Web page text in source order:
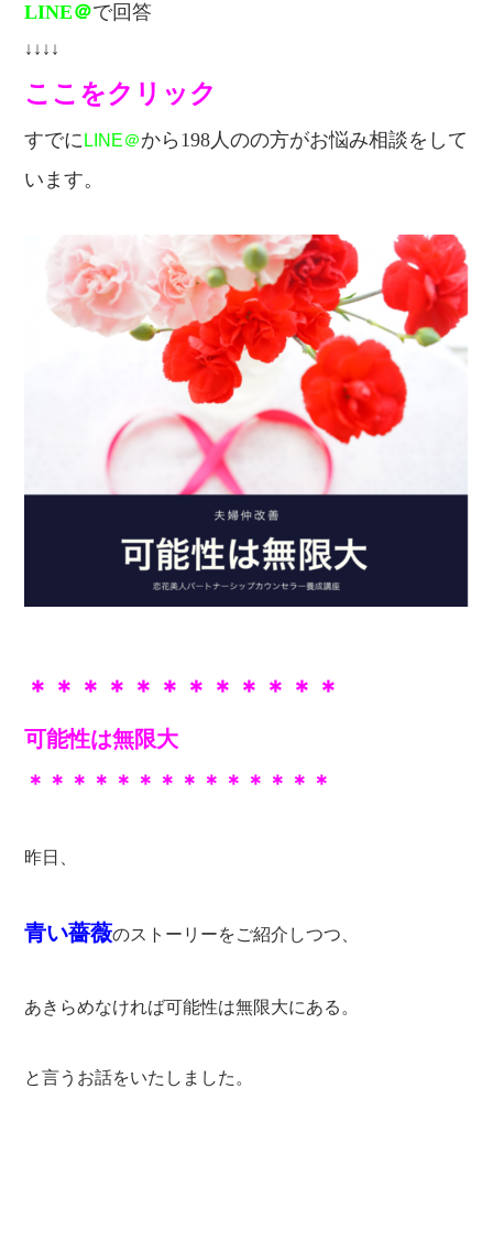
LINE＠で回答
↓↓↓↓
ここをクリック
すでに LINE＠から198人のの方がお悩み相談をして
います。
＊＊＊＊＊＊＊＊＊＊＊＊
可能性は無限大
＊＊＊＊＊＊＊＊＊＊＊＊＊＊
昨日、
青い薔薇のストーリーをご紹介しつつ、
あきらめなければ可能性は無限大にある。
と言うお話をいたしました。